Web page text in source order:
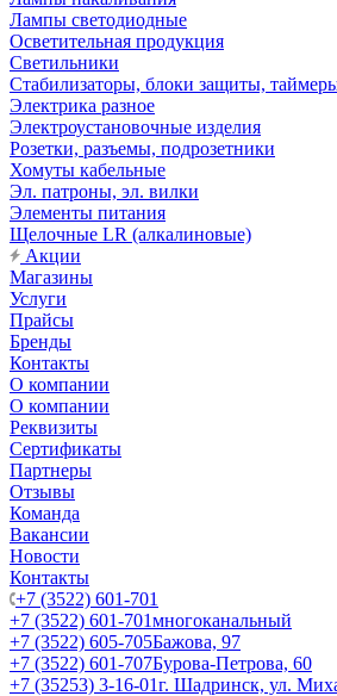
Лампы светодиодные
Осветительная продукция
Светильники
Стабилизаторы, блоки защиты,
Электрика разное
Электроустановочные изделия
Розетки, разъемы, подрозетники
Хомуты кабельные
Эл. патроны, эл. вилки
Элементы питания
Щелочные LR (алкалиновые)
Акции
Магазины
Услуги
Прайсы
Бренды
Контакты
О компании
О компании
Реквизиты
Сертификаты
Партнеры
Отзывы
Команда
Вакансии
Новости
Контакты
+7 (3522) 601-701
+7 (3522) 601-701многоканальный
+7 (3522) 605-705Бажова, 97
+7 (3522) 601-707Бурова-Петрова, 60
+7 (35253) 3-16-01г. Шадринск, ул.